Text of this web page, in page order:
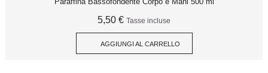
5,50 € Tasse incluse
AGGIUNGI AL CARRELLO